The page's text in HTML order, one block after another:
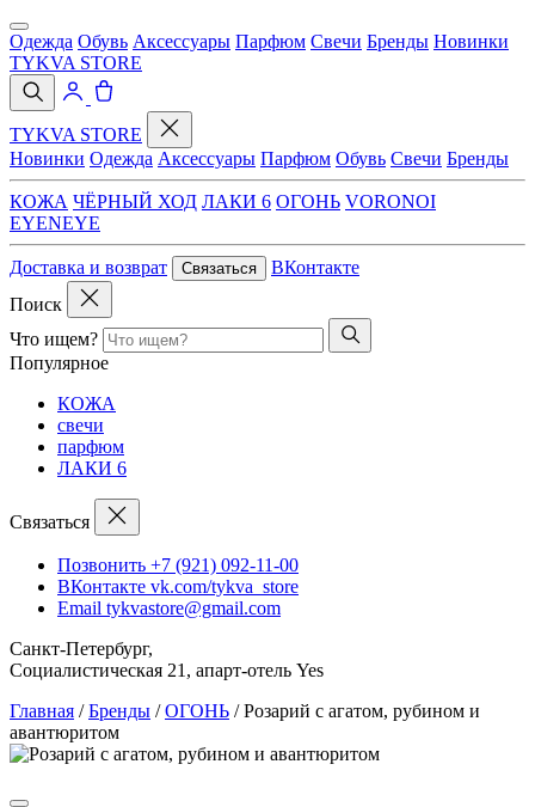
Одежда Обувь Аксессуары Парфюм Свечи Бренды Новинки
TYKVA STORE
TYKVA STORE
Новинки Одежда Аксессуары Парфюм Обувь Свечи Бренды
КОЖА ЧЁРНЫЙ ХОД ЛАКИ 6 ОГОНЬ VORONOI
EYENEYE
Доставка и возврат Связаться
ВКонтакте
Поиск
Что ищем?
Популярное
КОЖА
свечи
парфюм
ЛАКИ 6
Связаться
Позвонить +7 (921) 092-11-00
ВКонтакте vk.com/tykva_store
Email tykvastore@gmail.com
Санкт-Петербург,
Социалистическая 21, апарт-отель Yes
Главная / Бренды / ОГОНЬ / Розарий с агатом, рубином и
авантюритом